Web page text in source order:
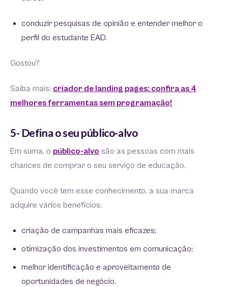
conduzir pesquisas de opinião e entender melhor o
perfil do estudante EAD.
Gostou?
Saiba mais: criador de landing pages: confira as 4
melhores ferramentas sem programação!
5- Defina o seu público-alvo
Em suma, o público-alvo são as pessoas com mais
chances de comprar o seu serviço de educação.
Quando você tem esse conhecimento, a sua marca
adquire vários benefícios:
criação de campanhas mais eficazes;
otimização dos investimentos em comunicação;
melhor identificação e aproveitamento de
oportunidades de negócio.